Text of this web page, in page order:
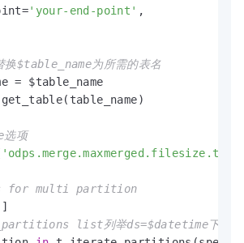
'your-end-point' ,
换$table_name为所需的表名
= $table_name
选项
for multi partition
list列举ds=$datetime下所有分